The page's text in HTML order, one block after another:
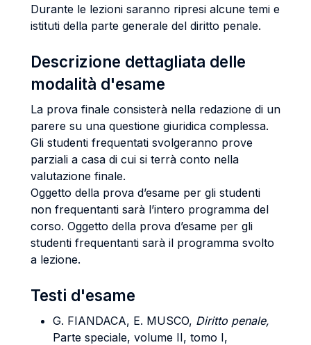
Durante le lezioni saranno ripresi alcune temi e
istituti della parte generale del diritto penale.
Descrizione dettagliata delle
modalità d'esame
La prova finale consisterà nella redazione di un
parere su una questione giuridica complessa.
Gli studenti frequentati svolgeranno prove
parziali a casa di cui si terrà conto nella
valutazione finale.
Oggetto della prova d’esame per gli studenti
non frequentanti sarà l’intero programma del
corso. Oggetto della prova d’esame per gli
studenti frequentanti sarà il programma svolto
a lezione.
Testi d'esame
G. FIANDACA, E. MUSCO, Diritto penale,
Parte speciale, volume II, tomo I,